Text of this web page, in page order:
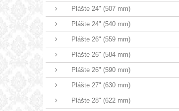
Plášte 24" (507 mm)
Plášte 24" (540 mm)
Plášte 26" (559 mm)
Plášte 26" (584 mm)
Plášte 26" (590 mm)
Plášte 27" (630 mm)
Plášte 28" (622 mm)